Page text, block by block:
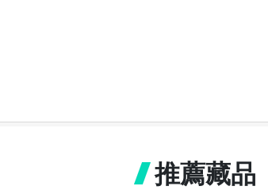
推薦藏品